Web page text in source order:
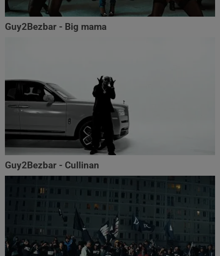
Guy2Bezbar - Big mama
Guy2Bezbar - Cullinan